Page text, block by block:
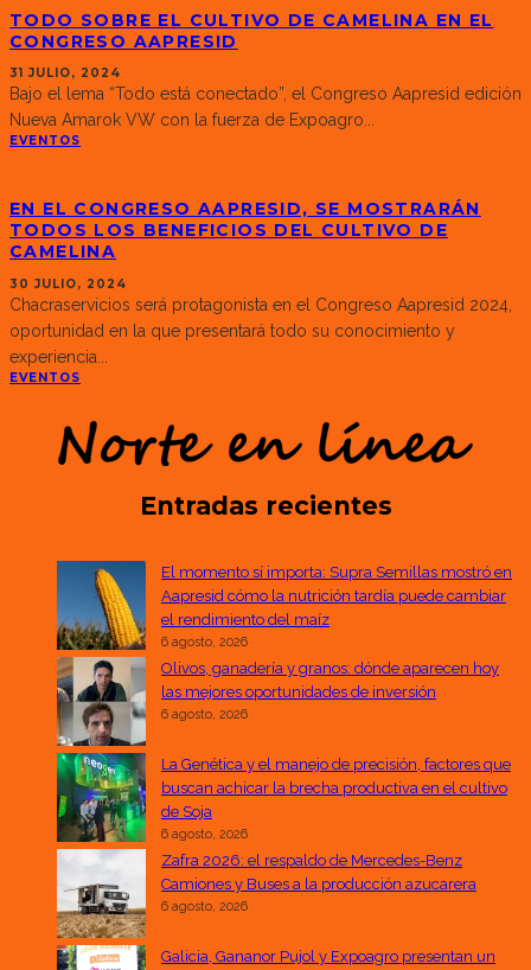
TODO SOBRE EL CULTIVO DE CAMELINA EN EL
CONGRESO AAPRESID
31 JULIO, 2024
Bajo el lema “Todo está conectado”, el Congreso Aapresid edición
Nueva Amarok VW con la fuerza de Expoagro...
EVENTOS
EN EL CONGRESO AAPRESID, SE MOSTRARÁN
TODOS LOS BENEFICIOS DEL CULTIVO DE
CAMELINA
30 JULIO, 2024
Chacraservicios será protagonista en el Congreso Aapresid 2024,
oportunidad en la que presentará todo su conocimiento y
experiencia
EVENTOS
Entradas recientes
El momento sí importa: Supra Semillas mostró en
Aapresid cómo la nutrición tardía puede cambiar
el rendimiento del maíz
6 agosto, 2026
Olivos, ganadería y granos: dónde aparecen hoy
las mejores oportunidades de inversión
6 agosto, 2026
La Genética y el manejo de precisión, factores que
buscan achicar la brecha productiva en el cultivo
de Soja
6 agosto, 2026
Zafra 2026: el respaldo de Mercedes-Benz
Camiones y Buses a la producción azucarera
6 agosto, 2026
Galicia, Gananor Pujol y Expoagro presentan un